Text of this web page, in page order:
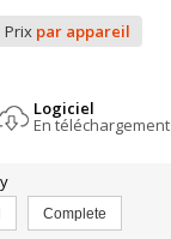
Prix par appareil
Logiciel
En téléchargement
Complete